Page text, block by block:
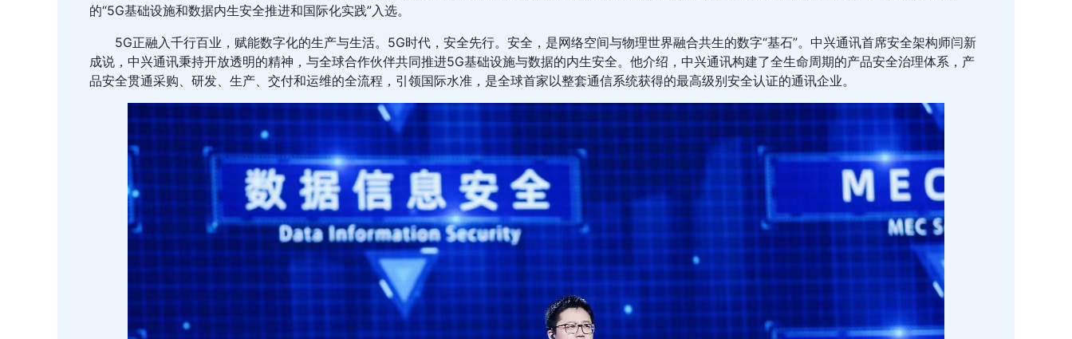
的“5G基础设施和数据内生安全推进和国际化实践”入选。
5G正融入千行百业，赋能数字化的生产与生活。5G时代，安全先行。安全，是网络空间与物理世界融合共生的数字“基石”。中兴通讯首席安全架构师闫新
成说，中兴通讯秉持开放透明的精神，与全球合作伙伴共同推进5G基础设施与数据的内生安全。他介绍，中兴通讯构建了全生命周期的产品安全治理体系，产
品安全贯通采购、研发、生产、交付和运维的全流程，引领国际水准，是全球首家以整套通信系统获得的最高级别安全认证的通讯企业。